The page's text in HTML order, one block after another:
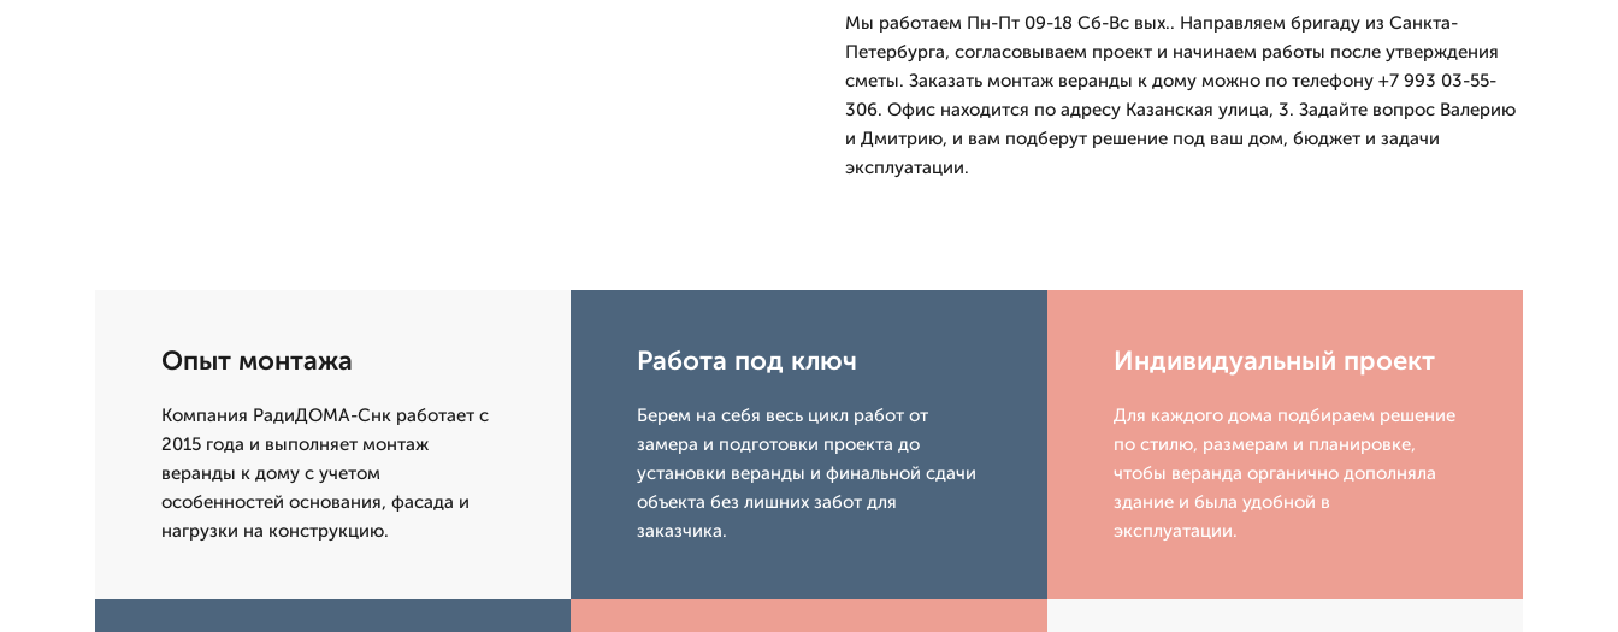
Мы работаем Пн-Пт 09-18 Сб-Вс вых.. Направляем бригаду из Санкта-
Петербурга, согласовываем проект и начинаем работы после утверждения
сметы. Заказать монтаж веранды к дому можно по телефону +7 993 03-55-
306. Офис находится по адресу Казанская улица, 3. Задайте вопрос Валерию
и Дмитрию, и вам подберут решение под ваш дом, бюджет и задачи
эксплуатации.
Опыт монтажа
Компания РадиДОМА-Снк работает с
2015 года и выполняет монтаж
веранды к дому с учетом
особенностей основания, фасада и
нагрузки на конструкцию.
Работа под ключ
Берем на себя весь цикл работ от
замера и подготовки проекта до
установки веранды и финальной сдачи
объекта без лишних забот для
заказчика.
Индивидуальный проект
Для каждого дома подбираем решение
по стилю, размерам и планировке,
чтобы веранда органично дополняла
здание и была удобной в
эксплуатации.